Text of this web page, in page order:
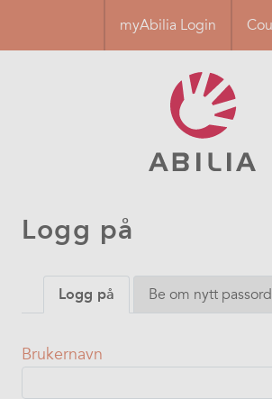
hovedinnhold
myAbilia Login
Logg på
Primary
tabs
Logg på Be om nytt passord
Brukernavn